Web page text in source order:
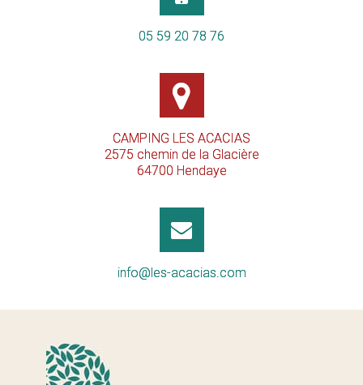
05 59 20 78 76
CAMPING LES ACACIAS
2575 chemin de la Glacière
64700 Hendaye
info@les-acacias.com